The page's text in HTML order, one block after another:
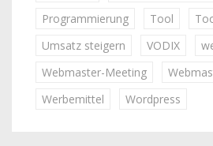
Programmierung
Tool
Umsatz steigern
VODIX
Webmaster-Meeting
Werbemittel
Wordpress